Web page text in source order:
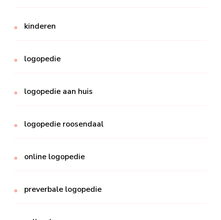
kinderen
logopedie
logopedie aan huis
logopedie roosendaal
online logopedie
preverbale logopedie